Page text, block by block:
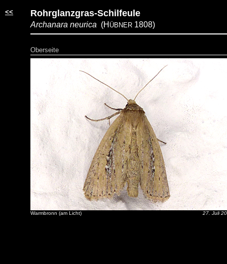
<< Rohrglanzgras-Schilfeule
Archanara neurica (H ÜBNER 1808)
Oberseite
Warmbronn (am Licht) 27. Juli